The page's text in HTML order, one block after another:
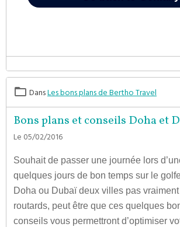
DansLes bons plans de Bertho Travel
Bons plans et conseils Doha et
Le 05/02/2016
Souhait de passer une journée lors
quelques jours de bon temps sur le
Doha ou Dubaï deux villes pas
routards, peut être que ces quelques
conseils vous permettront d’optimiser